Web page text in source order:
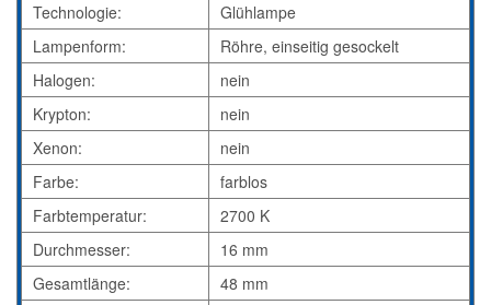
Technologie:
Glühlampe
Lampenform:
Röhre, einseitig gesockelt
Halogen:
nein
Krypton:
nein
Xenon:
nein
Farbe:
farblos
Farbtemperatur:
2700 K
Durchmesser:
16 mm
Gesamtlänge:
48 mm